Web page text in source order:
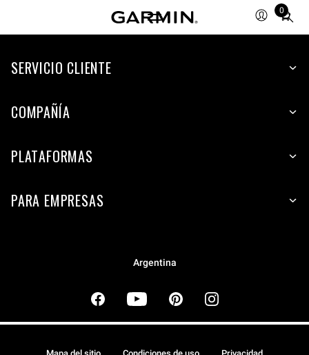
0
Total
SERVICIO CLIENTE
COMPAÑÍA
PLATAFORMAS
PARA EMPRESAS
Argentina